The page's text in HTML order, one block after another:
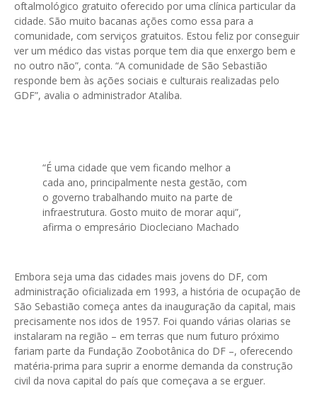
oftalmológico gratuito oferecido por uma clínica particular da
cidade. São muito bacanas ações como essa para a
comunidade, com serviços gratuitos. Estou feliz por conseguir
ver um médico das vistas porque tem dia que enxergo bem e
no outro não”, conta. “A comunidade de São Sebastião
responde bem às ações sociais e culturais realizadas pelo
GDF”, avalia o administrador Ataliba.
“É uma cidade que vem ficando melhor a
cada ano, principalmente nesta gestão, com
o governo trabalhando muito na parte de
infraestrutura. Gosto muito de morar aqui”,
afirma o empresário Diocleciano Machado
Embora seja uma das cidades mais jovens do DF, com
administração oficializada em 1993, a história de ocupação de
São Sebastião começa antes da inauguração da capital, mais
precisamente nos idos de 1957. Foi quando várias olarias se
instalaram na região – em terras que num futuro próximo
fariam parte da Fundação Zoobotânica do DF –, oferecendo
matéria-prima para suprir a enorme demanda da construção
civil da nova capital do país que começava a se erguer.